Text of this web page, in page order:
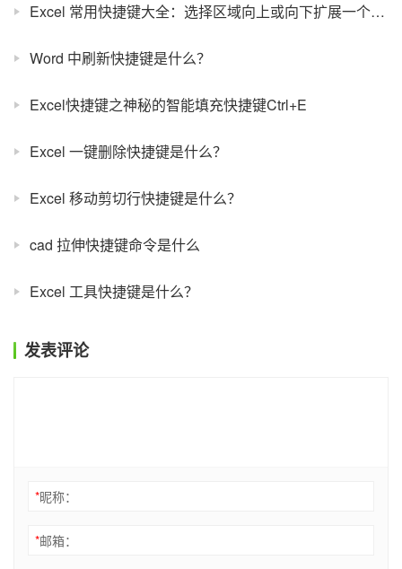
Excel 常用快捷键大全：选择区域向上或向下扩展一个屏幕
Word 中刷新快捷键是什么？
Excel快捷键之神秘的智能填充快捷键Ctrl+E
Excel 一键删除快捷键是什么？
Excel 移动剪切行快捷键是什么？
cad 拉伸快捷键命令是什么
Excel 工具快捷键是什么？
发表评论
*昵称：
*邮箱：